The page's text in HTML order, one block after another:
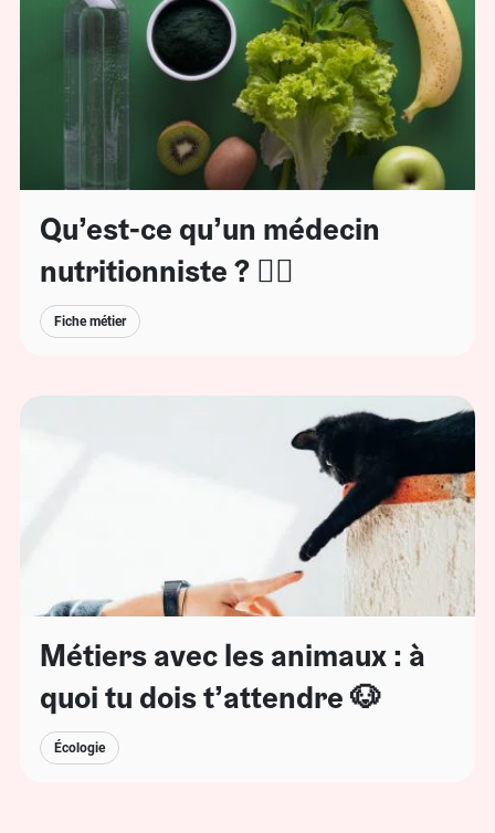
Qu’est-ce qu’un médecin
nutritionniste ? 👩‍⚕️
Fiche métier
Métiers avec les animaux : à
quoi tu dois t’attendre 🐶
Écologie